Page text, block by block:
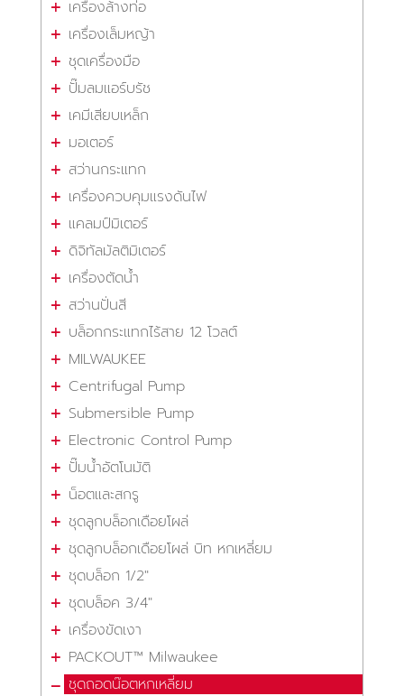
เครื่องล้างท่อ
เครื่องเล็มหญ้า
ชุดเครื่องมือ
ปั๊มลมแอร์บรัช
เคมีเสียบเหล็ก
มอเตอร์
สว่านกระแทก
เครื่องควบคุมแรงดันไฟ
แคลมป์มิเตอร์
ดิจิทัลมัลติมิเตอร์
เครื่องตัดน้ำ
สว่านปั่นสี
บล็อกกระแทกไร้สาย 12 โวลต์
MILWAUKEE
Centrifugal Pump
Submersible Pump
Electronic Control Pump
ปั๊มน้ำอัตโนมัติ
น็อตและสกรู
ชุดลูกบล็อกเดือยโผล่
ชุดลูกบล็อกเดือยโผล่ บิท หกเหลี่ยม
ชุดบล็อก 1/2"
ชุดบล็อค 3/4"
เครื่องขัดเงา
PACKOUT™ Milwaukee
ชุดถอดน๊อตหกเหลี่ยม